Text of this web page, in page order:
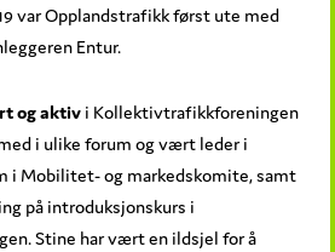
var Opplandstrafikk først ute med
Entur.
og aktiv i Kollektivtrafikkforeningen
i ulike forum og vært leder i
i Mobilitet- og markedskomite, samt
på introduksjonskurs i
Stine har vært en ildsjel for å